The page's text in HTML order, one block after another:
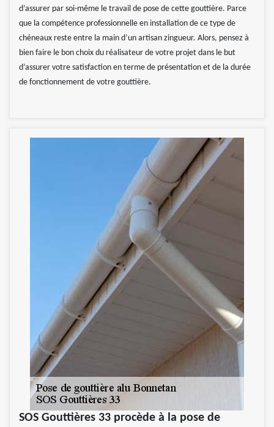
d’assurer par soi-même le travail de pose de cette gouttière. Parce
que la compétence professionnelle en installation de ce type de
chéneaux reste entre la main d’un artisan zingueur. Alors, pensez à
bien faire le bon choix du réalisateur de votre projet dans le but
d’assurer votre satisfaction en terme de présentation et de la durée
de fonctionnement de votre gouttière.
SOS Gouttières 33 procède à la pose de